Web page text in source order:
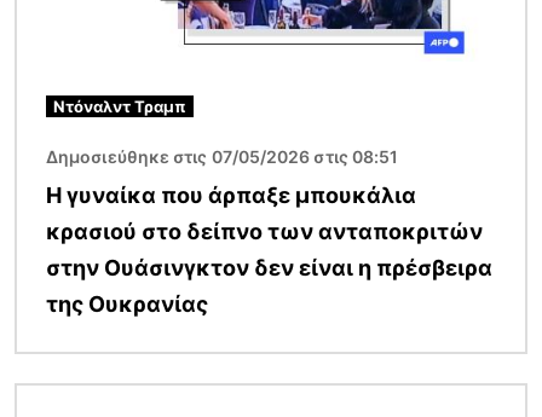
Ντόναλντ Τραμπ
Δημοσιεύθηκε στις 07/05/2026 στις 08:51
Η γυναίκα που άρπαξε μπουκάλια
κρασιού στο δείπνο των ανταποκριτών
στην Ουάσινγκτον δεν είναι η πρέσβειρα
της Ουκρανίας